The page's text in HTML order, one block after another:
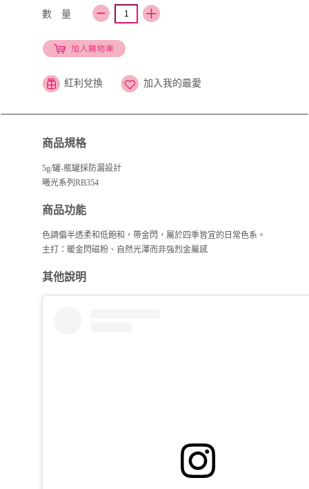
數 量
紅利兌換 加入我的最愛
商品規格
5g/罐-瓶罐採防漏設計
曦光系列RB354
商品功能
色調偏半透柔和低飽和，帶金閃，屬於四季皆宜的日常色系。
主打：暖金閃磁粉、自然光澤而非強烈金屬感
其他說明